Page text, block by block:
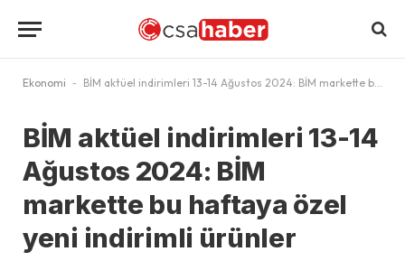
Ekonomi - BİM aktüel indirimleri 13-14 Ağustos 2024: BİM markette bu haftaya özel yeni indirimli ürünler
BİM aktüel indirimleri 13-14
Ağustos 2024: BİM
markette bu haftaya özel
yeni indirimli ürünler